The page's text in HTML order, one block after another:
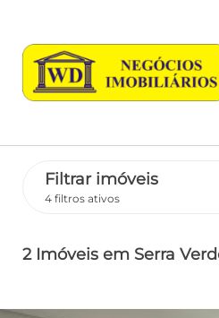
Filtrar imóveis
4 filtros ativos
2 Imóveis em Serra